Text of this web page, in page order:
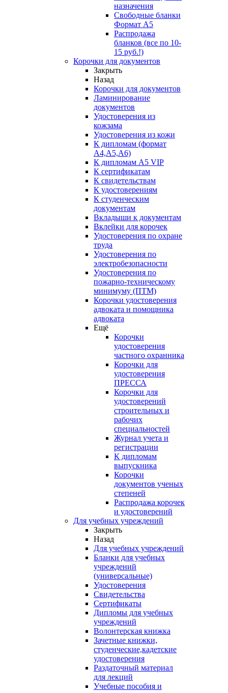
назначения
Свободные бланки
Формат А5
Распродажа
бланков (все по 10-
15 руб.!)
Корочки для документов
Закрыть
Назад
Корочки для документов
Ламинирование
документов
Удостоверения из
кожзама
Удостоверения из кожи
К дипломам (формат
А4,А5,А6)
К дипломам А5 VIP
К сертификатам
К свидетельствам
К удостоверениям
К студенческим
документам
Вкладыши к документам
Вклейки для корочек
Удостоверения по охране
труда
Удостоверения по
электробезопасности
Удостоверения по
пожарно-техническому
минимуму (ПТМ)
Корочки удостоверения
адвоката и помощника
адвоката
Ещё
Корочки
удостоверения
частного охранника
Корочки для
удостоверения
ПРЕССА
Корочки для
удостоверений
строительных и
рабочих
специальностей
Журнал учета и
регистрации
К дипломам
выпускника
Корочки
документов ученых
степеней
Распродажа корочек
и удостоверений
Для учебных учреждений
Закрыть
Назад
Для учебных учреждений
Бланки для учебных
учреждений
(универсальные)
Удостоверения
Свидетельства
Сертификаты
Дипломы для учебных
учреждений
Волонтерская книжка
Зачетные книжки,
студенческие,кадетские
удостоверения
Раздаточный материал
для лекций
Учебные пособия и